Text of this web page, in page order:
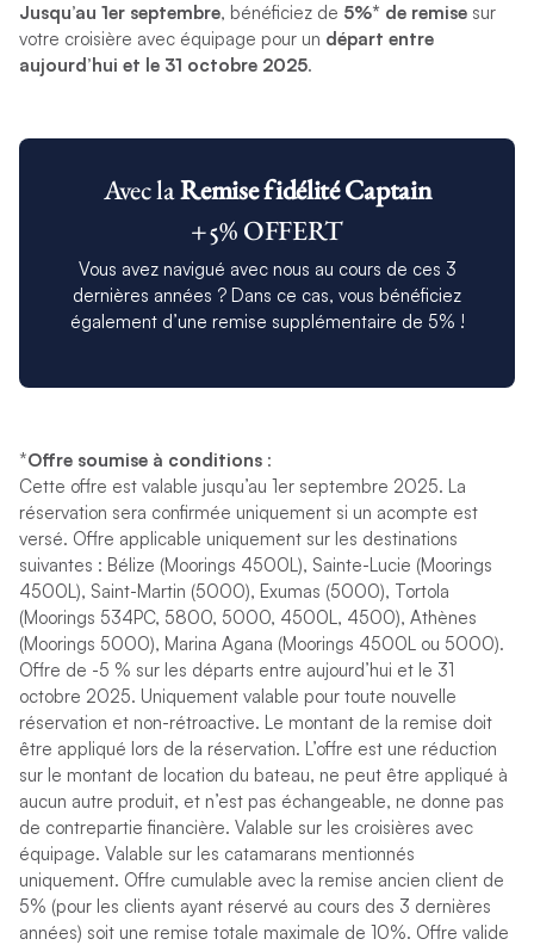
Jusqu’au 1er septembre, bénéficiez de 5%* de remisesur
votre croisière avec équipage pour un départ entre
aujourd’hui et le 31 octobre 2025.
Avec laRemise fidélité Captain
+5% OFFERT
Vous avez navigué avec nous au cours de ces 3
dernières années ? Dans ce cas, vous bénéficiez
également d’une remise supplémentaire de 5% !
*Offre soumise à conditions :
Cette offre est valable jusqu’au 1er septembre 2025. La
réservation sera confirmée uniquement si un acompte est
versé. Offre applicable uniquement sur les destinations
suivantes : Bélize (Moorings 4500L), Sainte-Lucie (Moorings
4500L), Saint-Martin (5000), Exumas (5000), Tortola
(Moorings 534PC, 5800, 5000, 4500L, 4500), Athènes
(Moorings 5000), Marina Agana (Moorings 4500L ou 5000).
Offre de -5 % sur les départs entre aujourd’hui et le 31
octobre 2025. Uniquement valable pour toute nouvelle
réservation et non-rétroactive. Le montant de la remise doit
être appliqué lors de la réservation. L’offre est une réduction
sur le montant de location du bateau, ne peut être appliqué à
aucun autre produit, et n’est pas échangeable, ne donne pas
de contrepartie financière. Valable sur les croisières avec
équipage. Valable sur les catamarans mentionnés
uniquement. Offre cumulable avec la remise ancien client de
5% (pour les clients ayant réservé au cours des 3 dernières
années) soit une remise totale maximale de 10%. Offre valide